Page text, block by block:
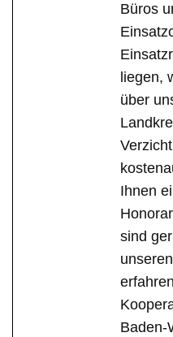
Büros
liegen,
über
Ihnen
sind
Baden-